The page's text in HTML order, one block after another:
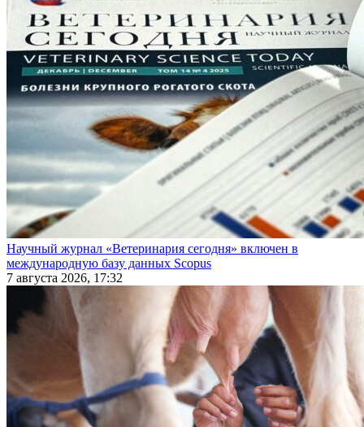
Научный журнал «Ветеринария сегодня» включен в
международную базу данных Scopus
7 августа 2026, 17:32